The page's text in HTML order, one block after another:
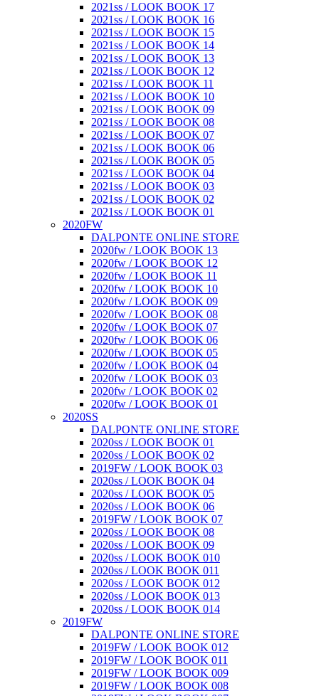
2021ss / LOOK BOOK 17
2021ss / LOOK BOOK 16
2021ss / LOOK BOOK 15
2021ss / LOOK BOOK 14
2021ss / LOOK BOOK 13
2021ss / LOOK BOOK 12
2021ss / LOOK BOOK 11
2021ss / LOOK BOOK 10
2021ss / LOOK BOOK 09
2021ss / LOOK BOOK 08
2021ss / LOOK BOOK 07
2021ss / LOOK BOOK 06
2021ss / LOOK BOOK 05
2021ss / LOOK BOOK 04
2021ss / LOOK BOOK 03
2021ss / LOOK BOOK 02
2021ss / LOOK BOOK 01
2020FW
DALPONTE ONLINE STORE
2020fw / LOOK BOOK 13
2020fw / LOOK BOOK 12
2020fw / LOOK BOOK 11
2020fw / LOOK BOOK 10
2020fw / LOOK BOOK 09
2020fw / LOOK BOOK 08
2020fw / LOOK BOOK 07
2020fw / LOOK BOOK 06
2020fw / LOOK BOOK 05
2020fw / LOOK BOOK 04
2020fw / LOOK BOOK 03
2020fw / LOOK BOOK 02
2020fw / LOOK BOOK 01
2020SS
DALPONTE ONLINE STORE
2020ss / LOOK BOOK 01
2020ss / LOOK BOOK 02
2019FW / LOOK BOOK 03
2020ss / LOOK BOOK 04
2020ss / LOOK BOOK 05
2020ss / LOOK BOOK 06
2019FW / LOOK BOOK 07
2020ss / LOOK BOOK 08
2020ss / LOOK BOOK 09
2020ss / LOOK BOOK 010
2020ss / LOOK BOOK 011
2020ss / LOOK BOOK 012
2020ss / LOOK BOOK 013
2020ss / LOOK BOOK 014
2019FW
DALPONTE ONLINE STORE
2019FW / LOOK BOOK 012
2019FW / LOOK BOOK 011
2019FW / LOOK BOOK 009
2019FW / LOOK BOOK 008